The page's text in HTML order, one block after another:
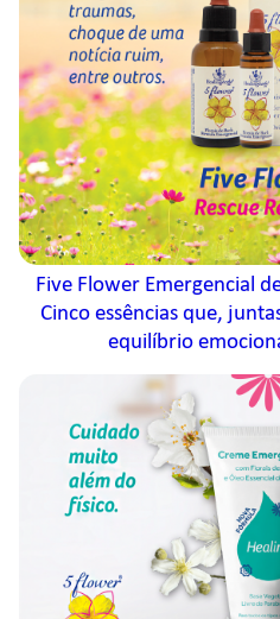
Five Flower Emergencial
Cinco essências que,
equilíbrio